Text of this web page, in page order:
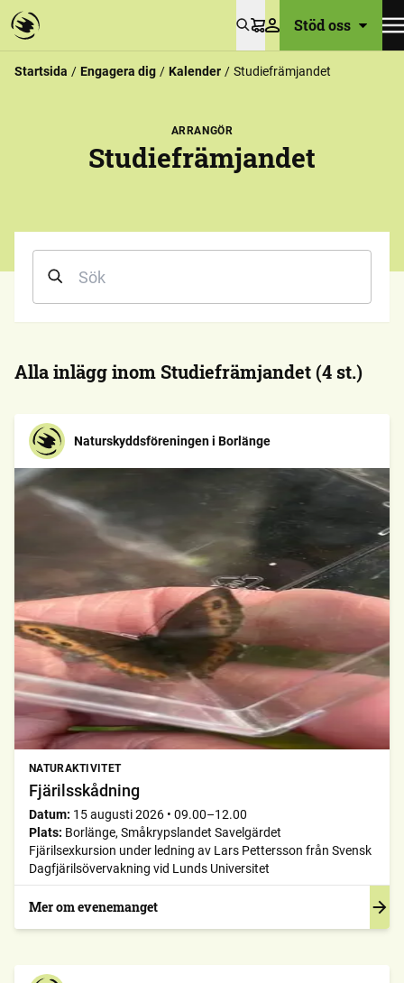
VarukorgStöd oss
Startsida Engagera dig Kalender Studiefrämjandet
ARRANGÖR
Studiefrämjandet
Alla inlägg inom Studiefrämjandet (4 st.)
Naturskyddsföreningen i Borlänge
NATURAKTIVITET
Fjärilsskådning
Datum: 15 augusti 2026 • 09.00–12.00
Plats: Borlänge, Småkrypslandet Savelgärdet
Fjärilsexkursion under ledning av Lars Pettersson från Svensk
Dagfjärilsövervakning vid Lunds Universitet
Mer om evenemanget